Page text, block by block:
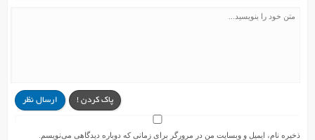
ارسال نظر پاک کردن !
ذخیره نام، ایمیل و وبسایت من در مرورگر برای زمانی که دوباره دیدگاهی می‌نویسم.